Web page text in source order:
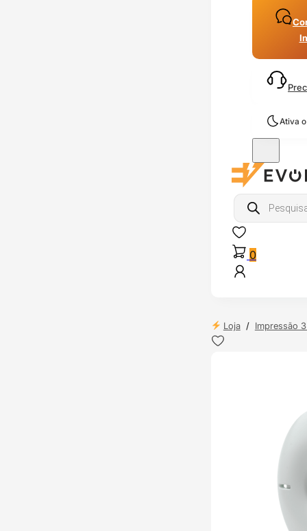
Ativa
Products
search
0
Loja / Impressão